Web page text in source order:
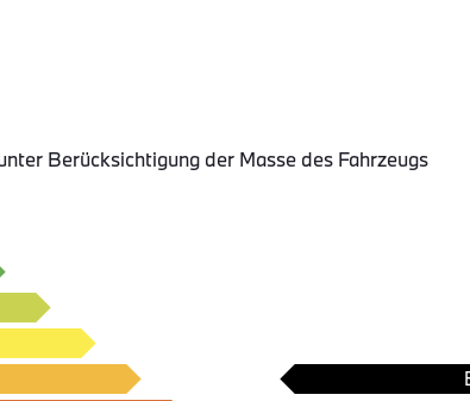
Berücksichtigung der Masse des Fahrzeugs